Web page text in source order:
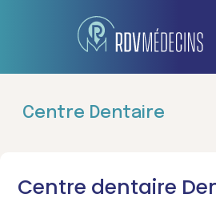
Centre Dentaire
Centre dentaire